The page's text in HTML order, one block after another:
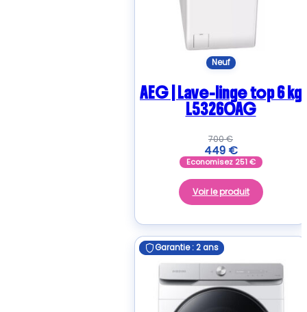
Neuf
AEG | Lave-linge top 6 kg
L53260AG
700€
449 €
Economisez 251€
Voir le produit
Garantie : 2 ans
Garantie : 2 ans